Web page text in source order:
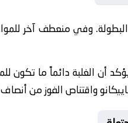
البطولة. وفي منعطف آخر
يؤكد أن الغلبة دائماً ما
واقتناص الفوز من